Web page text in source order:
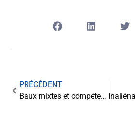
PRÉCÉDENT
Baux mixtes et compétence juridique : Quand habitation et commerce coexistent